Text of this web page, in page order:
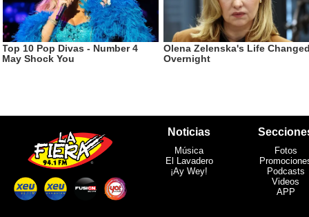
Noticias
Música
El Lavadero
¡Ay Wey!
Fotos
Podcasts
Videos
APP